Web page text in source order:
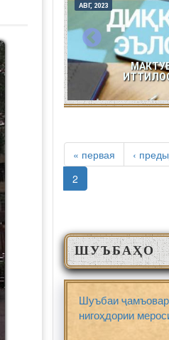
ИЮН, 2023
СТРАНИЦЫ
« первая ‹
2
ШУЪБАҲО
Шуъбаи
нигоҳдории